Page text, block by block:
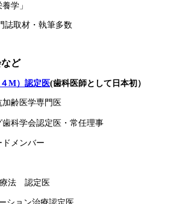
学」
誌取材・執筆多数
ど
M）認定医(歯科医師として日本初）
齢医学専門医
科学会認定医・常任理事
メンバー
療法 認定医